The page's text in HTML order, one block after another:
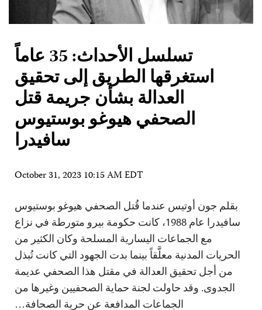
تسلسل الأحداث: 35 عاماً
استغرقها الطريق إلى تحقيق
العدالة بشأن جريمة قتل
الصحفي هيوغو بوستيوس
سافيدرا
October 31, 2023 10:15 AM EDT
بقلم جون أوتيس عندما قُتل الصحفي هيوغو بوستيوس
سافيدرا عام 1988، كانت حكومة بيرو متورطة في نزاع
مع الجماعات اليسارية المسلحة وكان الكثير من
الحريات المدنية معلَّقاً بينما بدت الجهود التي كانت تُبذل
من أجل تحقيق العدالة في مقتل هذا الصحفي عديمة
الجدوى. وقد حاولت لجنة حماية الصحفيين وغيرها من
الجماعات المدافعة عن حرية الصحافة…